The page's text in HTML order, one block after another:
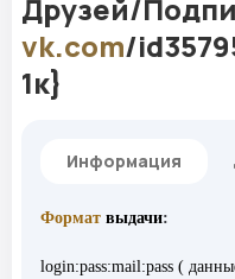
Друзей/
vk.com/
1к}
Информация
Формат выдачи:
login:pass:mail:pass (